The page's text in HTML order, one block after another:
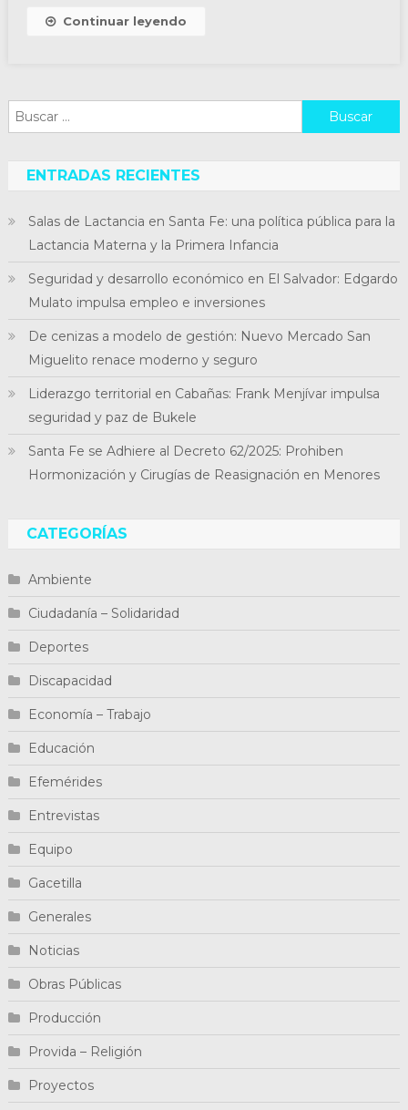
Continuar leyendo
Buscar:
ENTRADAS RECIENTES
Salas de Lactancia en Santa Fe: una política pública para la
Lactancia Materna y la Primera Infancia
Seguridad y desarrollo económico en El Salvador: Edgardo
Mulato impulsa empleo e inversiones
De cenizas a modelo de gestión: Nuevo Mercado San
Miguelito renace moderno y seguro
Liderazgo territorial en Cabañas: Frank Menjívar impulsa
seguridad y paz de Bukele
Santa Fe se Adhiere al Decreto 62/2025: Prohiben
Hormonización y Cirugías de Reasignación en Menores
CATEGORÍAS
Ambiente
Ciudadanía – Solidaridad
Deportes
Discapacidad
Economía – Trabajo
Educación
Efemérides
Entrevistas
Equipo
Gacetilla
Generales
Noticias
Obras Públicas
Producción
Provida – Religión
Proyectos